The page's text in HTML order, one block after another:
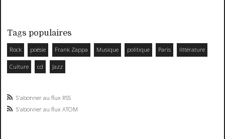
Tags populaires
Rock poésie Frank Zappa Musique politique Paris littérature
Culture cd Jazz
S'abonner au flux RSS
S'abonner au flux ATOM